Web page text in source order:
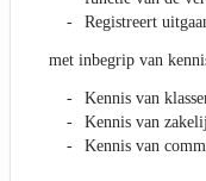
Registreert
met inbegrip van
Kennis van
Kennis van
Kennis van